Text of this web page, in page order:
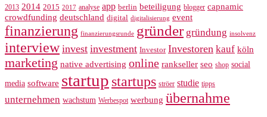
2013 2014 2015 2017 analyse app berlin beteiligung blogger capnamic
crowdfunding deutschland digital digitalisierung event
finanzierung finanzierungsrunde gründer gründung insolvenz
interview invest investment Investor Investoren kauf köln
marketing native advertising online rankseller seo shop social
media software startup startups ströer studie tipps
unternehmen wachstum Werbespot werbung übernahme